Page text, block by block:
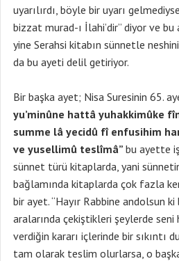
uyarılırdı, böyle bir uyarı
bizzat murad-ı İlahi’dir” diyor ve
yine Serahsi kitabın sünnetle
da bu ayeti delil getiriyor.
Bir başka ayet; Nisa Suresinin 65.
yu’minûne hattâ yuhakkimûke
summe lâ yecidû fî enfusihim
ve yusellimû teslîmâ” bu ayette
sünnet türü kitaplarda, yani
bağlamında kitaplarda çok fazla
bir ayet. “Hayır Rabbine andolsun
aralarında çekiştikleri şeylerde seni
verdiğin kararı içlerinde bir sıkıntı
tam olarak teslim olurlarsa, o